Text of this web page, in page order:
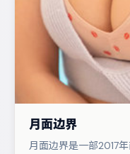
月面边界
月面边界是一部2017